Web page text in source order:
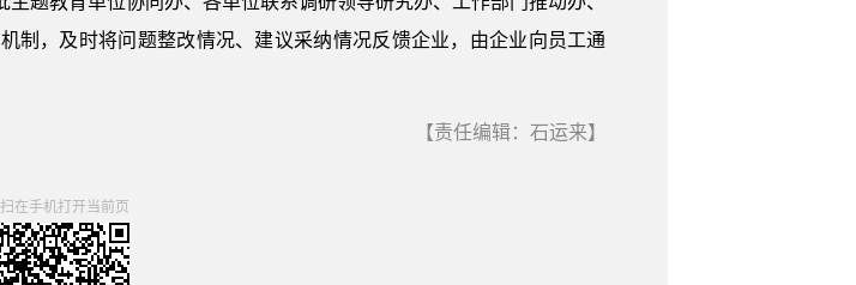
制，及时将问题整改情况、建议采纳情况反馈企业，由企业向员工通
【责任编辑：石运来】
在手机打开当前页